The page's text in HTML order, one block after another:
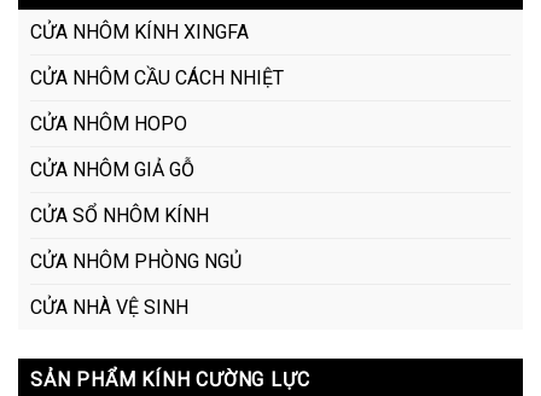
CỬA NHÔM KÍNH XINGFA
CỬA NHÔM CẦU CÁCH NHIỆT
CỬA NHÔM HOPO
CỬA NHÔM GIẢ GỖ
CỬA SỔ NHÔM KÍNH
CỬA NHÔM PHÒNG NGỦ
CỬA NHÀ VỆ SINH
SẢN PHẨM KÍNH CƯỜNG LỰC